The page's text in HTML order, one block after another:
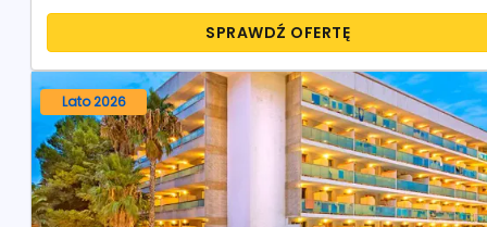
SPRAWDŹ OFERTĘ
Lato 2026